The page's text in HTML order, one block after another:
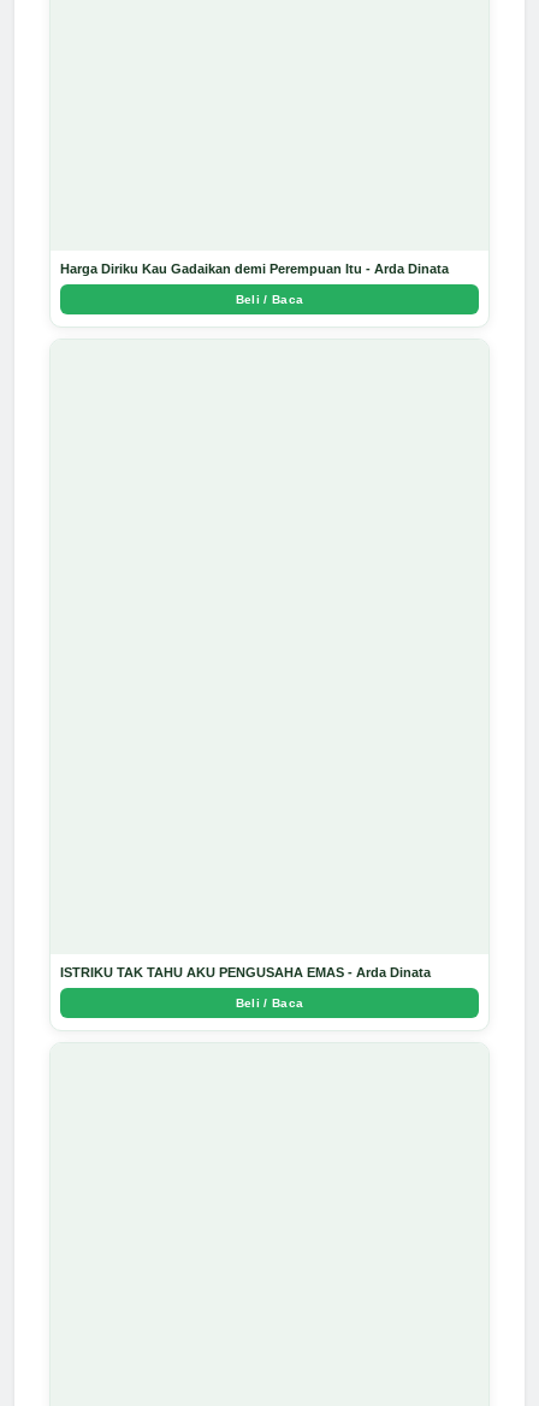
Harga Diriku Kau Gadaikan demi Perempuan Itu - Arda Dinata
Beli / Baca
ISTRIKU TAK TAHU AKU PENGUSAHA EMAS - Arda Dinata
Beli / Baca